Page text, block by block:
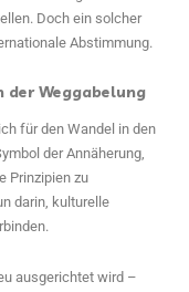
Doch ein solcher
Abstimmung.
Weggabelung
für den Wandel in den
der Annäherung,
Prinzipien zu
darin, kulturelle
ausgerichtet wird –